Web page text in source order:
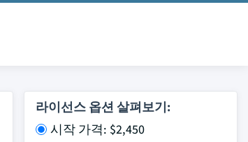
라이선스 옵션 살펴보기:
시작 가격: $2,450